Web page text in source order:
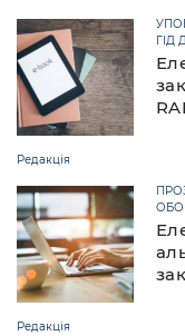
ГІД
Редакція
Редакція